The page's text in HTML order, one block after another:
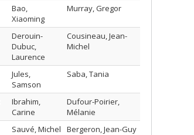
Bao,
Xiaoming
Murray, Gregor
Derouin-
Dubuc,
Laurence
Cousineau, Jean-
Michel
Jules,
Samson
Saba, Tania
Ibrahim,
Carine
Dufour-Poirier,
Mélanie
Sauvé, Michel
Bergeron, Jean-Guy